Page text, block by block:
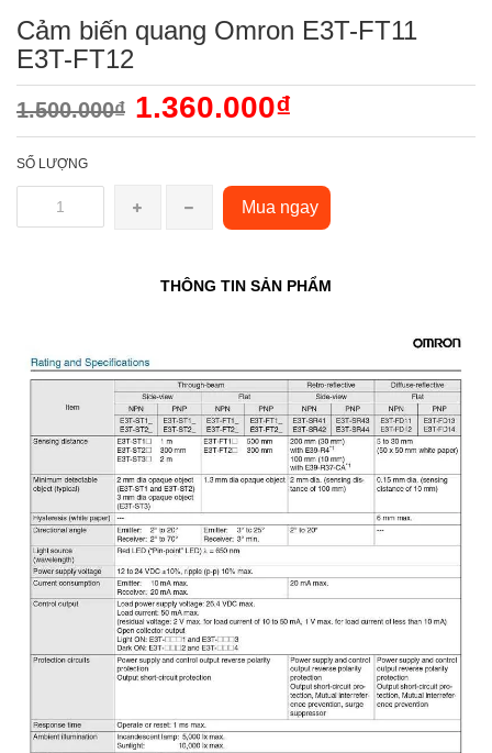
Cảm biến quang Omron E3T-FT11
E3T-FT12
1.500.000₫ 1.360.000₫
SỐ LƯỢNG
Mua ngay
THÔNG TIN SẢN PHẨM